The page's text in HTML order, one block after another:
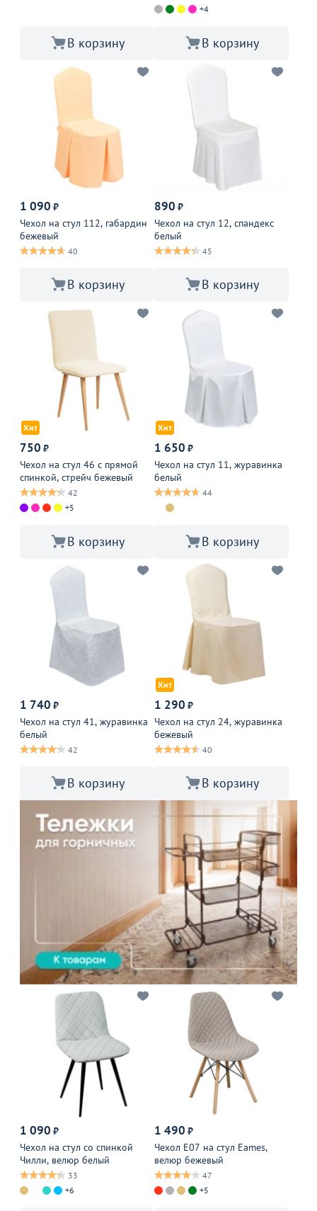
В корзину
+4
В корзину
1 090 ₽
Чехол на стул 112, габардин
бежевый
40
В корзину
890 ₽
Чехол на стул 12, спандекс
белый
45
В корзину
Хит
750 ₽
Чехол на стул 46 с прямой
спинкой, стрейч бежевый
42
+5
В корзину
Хит
1 650 ₽
Чехол на стул 11, журавинка
белый
44
В корзину
1 740 ₽
Чехол на стул 41, журавинка
белый
42
В корзину
Хит
1 290 ₽
Чехол на стул 24, журавинка
бежевый
40
В корзину
1 090 ₽
Чехол на стул со спинкой
Чилли, велюр белый
33
+6
1 490 ₽
Чехол Е07 на стул Eames,
велюр бежевый
47
+5